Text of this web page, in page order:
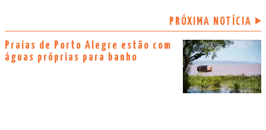
PRÓXIMA NOTÍCIA
Praias de Porto Alegre estão com
águas próprias para banho